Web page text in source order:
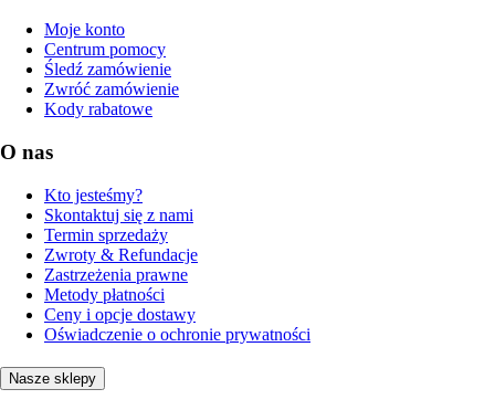
Moje konto
Centrum pomocy
Śledź zamówienie
Zwróć zamówienie
Kody rabatowe
O nas
Kto jesteśmy?
Skontaktuj się z nami
Termin sprzedaży
Zwroty & Refundacje
Zastrzeżenia prawne
Metody płatności
Ceny i opcje dostawy
Oświadczenie o ochronie prywatności
Nasze sklepy